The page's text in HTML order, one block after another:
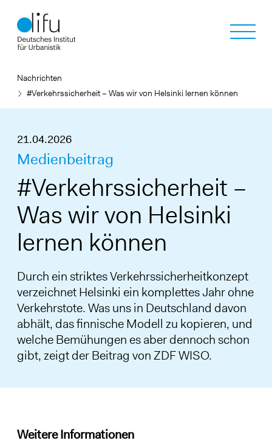
zum
Inhalt
Nachrichten
#Verkehrssicherheit – Was wir von Helsinki lernen können
21.04.2026
Medienbeitrag
#Verkehrssicherheit –
Was wir von Helsinki
lernen können
Durch ein striktes Verkehrssicherheitkonzept
verzeichnet Helsinki ein komplettes Jahr ohne
Verkehrstote. Was uns in Deutschland davon
abhält, das finnische Modell zu kopieren, und
welche Bemühungen es aber dennoch schon
gibt, zeigt der Beitrag von ZDF WISO.
Weitere Informationen